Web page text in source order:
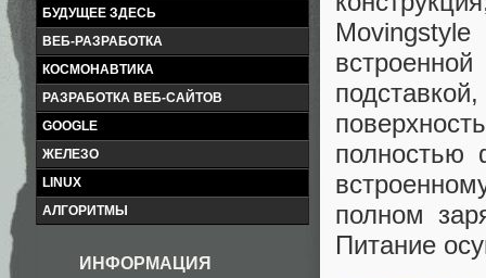
БУДУЩЕЕ ЗДЕСЬ
ВЕБ-РАЗРАБОТКА
КОСМОНАВТИКА
РАЗРАБОТКА ВЕБ-САЙТОВ
GOOGLE
ЖЕЛЕЗО
LINUX
АЛГОРИТМЫ
ИНФОРМАЦИЯ
полностью
полном
Питание